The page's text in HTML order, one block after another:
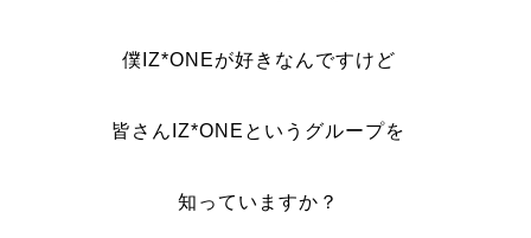
僕IZ*ONEが好きなんですけど
皆さんIZ*ONEというグループを
知っていますか？